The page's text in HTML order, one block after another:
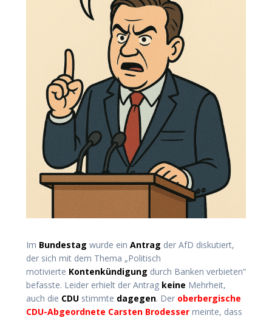
Im Bundestag wurde ein Antrag der AfD diskutiert,
der sich mit dem Thema „Politisch
motivierte Kontenkündigung durch Banken verbieten“
befasste. Leider erhielt der Antrag keine Mehrheit,
auch die CDU stimmte dagegen. Der oberbergische
CDU-Abgeordnete Carsten Brodesser meinte, dass